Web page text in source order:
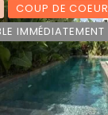
COUP DE COEUR
IMMÉDIATEMENT